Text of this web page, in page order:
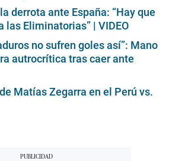
derrota ante España: “Hay que
las Eliminatorias” | VIDEO
no sufren goles así”: Mano
autrocrítica tras caer ante
Matías Zegarra en el Perú vs.